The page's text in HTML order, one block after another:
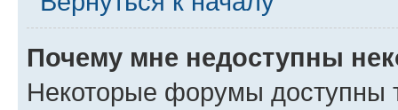
Почему мне недоступны
Некоторые форумы доступны